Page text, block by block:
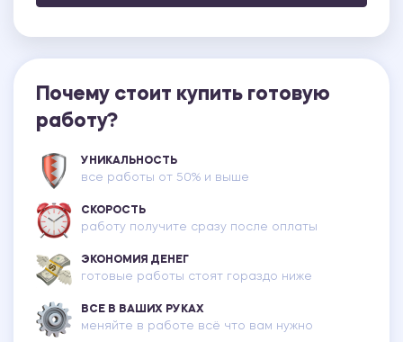
Почему стоит купить готовую
работу?
УНИКАЛЬНОСТЬ
все работы от 50% и выше
СКОРОСТЬ
работу получите сразу после оплаты
ЭКОНОМИЯ ДЕНЕГ
готовые работы стоят гораздо ниже
ВСЕ В ВАШИХ РУКАХ
меняйте в работе всё что вам нужно